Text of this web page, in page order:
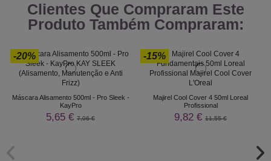
Clientes Que Compraram Este
Produto Também Compraram:
-20%
Máscara Alisamento 500ml - Pro Sleek -
KayPro
5,65 € 7,06 €
-15%
Majirel Cool Cover 4 50ml Loreal
Profissional
9,82 € 11,55 €